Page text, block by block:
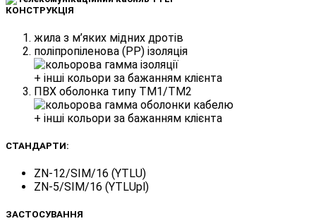
КОНСТРУКЦІЯ
жила з м’яких мідних дротів
поліпропіленова (PP) ізоляція
+ інші кольори за бажанням клієнта
ПВХ оболонка типу TM1/TM2
+ інші кольори за бажанням клієнта
СТАНДАРТИ:
ZN-12/SIM/16 (YTLU)
ZN-5/SIM/16 (YTLUpl)
ЗАСТОСУВАННЯ